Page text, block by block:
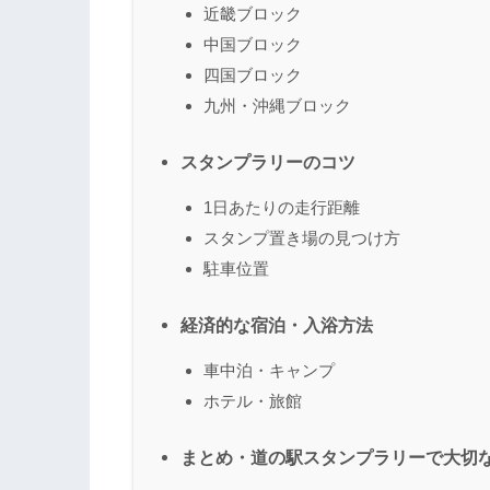
近畿ブロック
中国ブロック
四国ブロック
九州・沖縄ブロック
スタンプラリーのコツ
1日あたりの走行距離
スタンプ置き場の見つけ方
駐車位置
経済的な宿泊・入浴方法
車中泊・キャンプ
ホテル・旅館
まとめ・道の駅スタンプラリーで大切